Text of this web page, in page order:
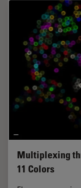
Multiplexing
11 Colors